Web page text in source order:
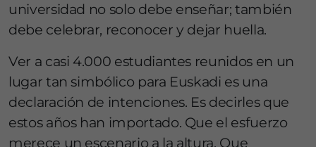
universidad no solo debe enseñar; también
debe celebrar, reconocer y dejar huella.
Ver a casi 4.000 estudiantes reunidos en un
lugar tan simbólico para Euskadi es una
declaración de intenciones. Es decirles que
estos años han importado. Que el esfuerzo
merece un escenario a la altura. Que